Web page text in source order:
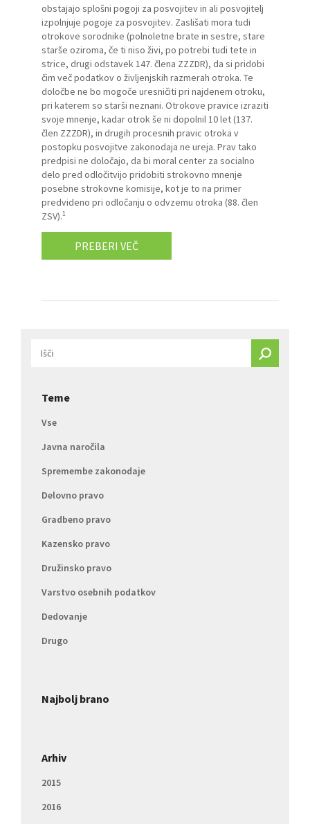
obstajajo splošni pogoji za posvojitev in ali posvojitelj
izpolnjuje pogoje za posvojitev. Zaslišati mora tudi
otrokove sorodnike (polnoletne brate in sestre, stare
starše oziroma, če ti niso živi, po potrebi tudi tete in
strice, drugi odstavek 147. člena ZZZDR), da si pridobi
čim več podatkov o življenjskih razmerah otroka. Te
določbe ne bo mogoče uresničiti pri najdenem otroku,
pri katerem so starši neznani. Otrokove pravice izraziti
svoje mnenje, kadar otrok še ni dopolnil 10 let (137.
člen ZZZDR), in drugih procesnih pravic otroka v
postopku posvojitve zakonodaja ne ureja. Prav tako
predpisi ne določajo, da bi moral center za socialno
delo pred odločitvijo pridobiti strokovno mnenje
posebne strokovne komisije, kot je to na primer
predvideno pri odločanju o odvzemu otroka (88. člen
ZSV).1
PREBERI VEČ
Teme
Vse
Javna naročila
Spremembe zakonodaje
Delovno pravo
Gradbeno pravo
Kazensko pravo
Družinsko pravo
Varstvo osebnih podatkov
Dedovanje
Drugo
Najbolj brano
Arhiv
2015
2016